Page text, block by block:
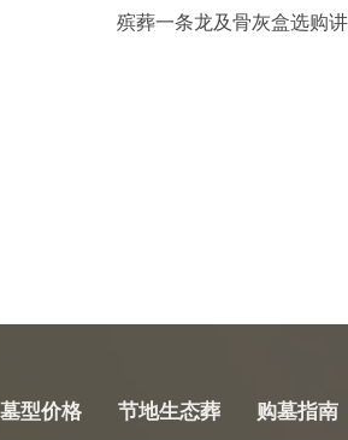
殡葬一条龙及骨灰盒选购
墓型价格 节地生态葬 购墓指南